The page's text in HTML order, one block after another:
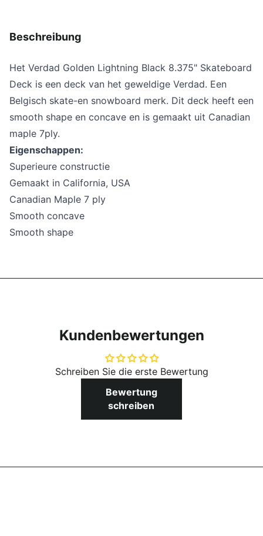
Beschreibung
Het Verdad Golden Lightning Black 8.375" Skateboard
Deck is een deck van het geweldige Verdad. Een
Belgisch skate-en snowboard merk. Dit deck heeft een
smooth shape en concave en is gemaakt uit Canadian
maple 7ply.
Eigenschappen:
Superieure constructie
Gemaakt in California, USA
Canadian Maple 7 ply
Smooth concave
Smooth shape
Kundenbewertungen
Schreiben Sie die erste Bewertung
Bewertung
schreiben